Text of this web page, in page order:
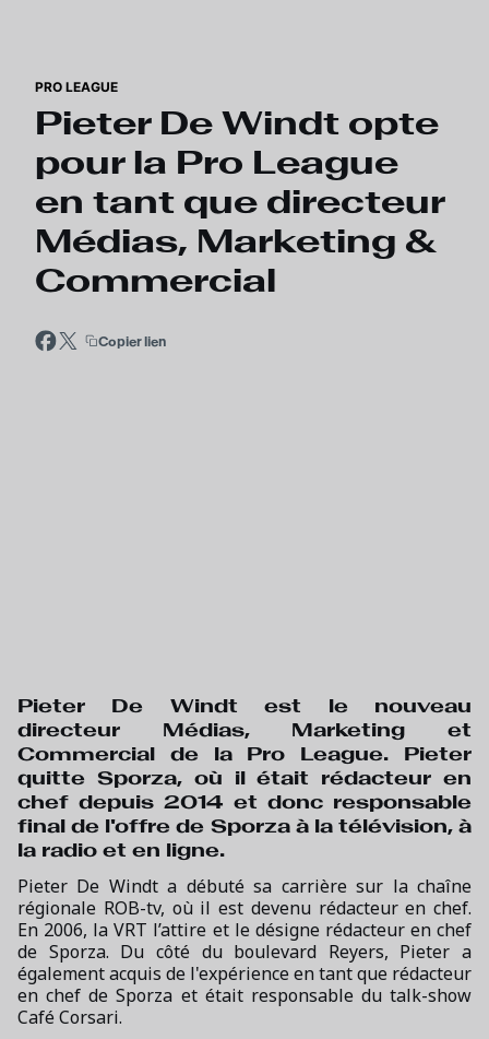
PRO LEAGUE
Pieter De Windt opte
pour la Pro League
en tant que directeur
Médias, Marketing &
Commercial
Copier lien
Pieter De Windt est le nouveau
directeur Médias, Marketing et
Commercial de la Pro League. Pieter
quitte Sporza, où il était rédacteur en
chef depuis 2014 et donc responsable
final de l'offre de Sporza à la télévision, à
la radio et en ligne.
Pieter De Windt a débuté sa carrière sur la chaîne
régionale ROB-tv, où il est devenu rédacteur en chef.
En 2006, la VRT l’attire et le désigne rédacteur en chef
de Sporza. Du côté du boulevard Reyers, Pieter a
également acquis de l'expérience en tant que rédacteur
en chef de Sporza et était responsable du talk-show
Café Corsari.